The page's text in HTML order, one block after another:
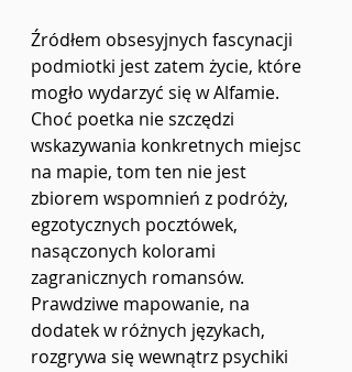
Źródłem obsesyjnych fascynacji
podmiotki jest zatem życie, które
mogło wydarzyć się w Alfamie.
Choć poetka nie szczędzi
wskazywania konkretnych miejsc
na mapie, tom ten nie jest
zbiorem wspomnień z podróży,
egzotycznych pocztówek,
nasączonych kolorami
zagranicznych romansów.
Prawdziwe mapowanie, na
dodatek w różnych językach,
rozgrywa się wewnątrz psychiki